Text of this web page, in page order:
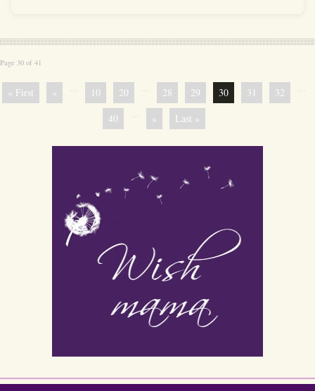
Page 30 of 41
« First « ... 10 20 ... 28 29 30 31 32 ...
40 ... » Last »